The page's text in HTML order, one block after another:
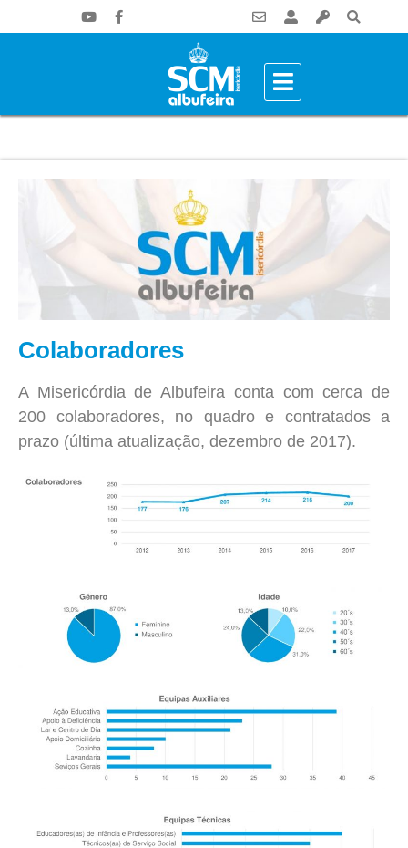
Colaboradores
A Misericórdia de Albufeira conta com cerca de
200 colaboradores, no quadro e contratados a
prazo (última atualização, dezembro de 2017).